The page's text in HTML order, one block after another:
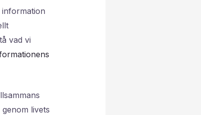
information
vad vi
livets